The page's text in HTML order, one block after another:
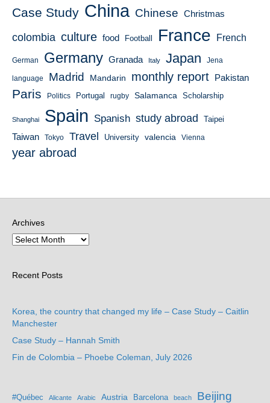
Case Study China Chinese Christmas
colombia culture food Football France French
German Germany Granada Italy Japan Jena
language Madrid Mandarin monthly report Pakistan
Paris Politics Portugal rugby Salamanca Scholarship
Shanghai Spain Spanish study abroad Taipei
Taiwan Tokyo Travel University valencia Vienna
year abroad
Archives
Recent Posts
Korea, the country that changed my life – Case Study – Caitlin
Manchester
Case Study – Hannah Smith
Fin de Colombia – Phoebe Coleman, July 2026
#Québec Alicante Arabic Austria Barcelona beach Beijing